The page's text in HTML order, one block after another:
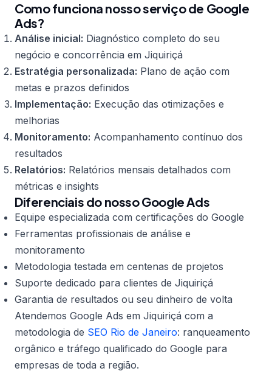
Como funciona nosso serviço de Google
Ads?
Análise inicial: Diagnóstico completo do seu
negócio e concorrência em Jiquiriçá
Estratégia personalizada: Plano de ação com
metas e prazos definidos
Implementação: Execução das otimizações e
melhorias
Monitoramento: Acompanhamento contínuo dos
resultados
Relatórios: Relatórios mensais detalhados com
métricas e insights
Diferenciais do nosso Google Ads
Equipe especializada com certificações do Google
Ferramentas profissionais de análise e
monitoramento
Metodologia testada em centenas de projetos
Suporte dedicado para clientes de Jiquiriçá
Garantia de resultados ou seu dinheiro de volta
Atendemos Google Ads em Jiquiriçá com a
metodologia de SEO Rio de Janeiro: ranqueamento
orgânico e tráfego qualificado do Google para
empresas de toda a região.